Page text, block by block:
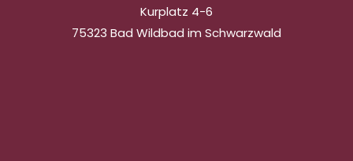
Kurplatz 4-6
75323 Bad Wildbad im Schwarzwald